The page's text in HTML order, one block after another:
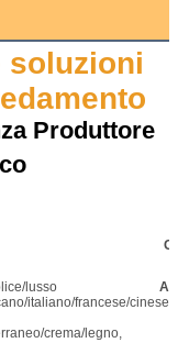
soluzioni
Produttore
lusso
italiano/francese/cinese/
crema/legno,